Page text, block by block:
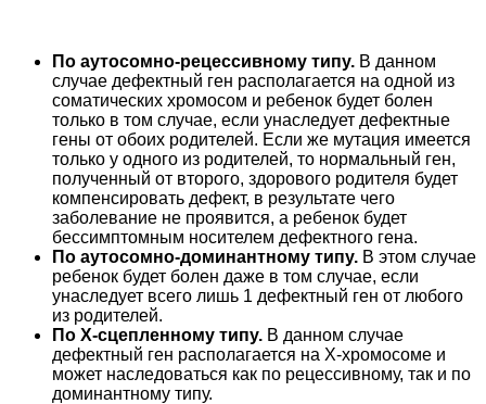
По аутосомно-рецессивному типу. В данном
случае дефектный ген располагается на одной из
соматических хромосом и ребенок будет болен
только в том случае, если унаследует дефектные
гены от обоих родителей. Если же мутация имеется
только у одного из родителей, то нормальный ген,
полученный от второго, здорового родителя будет
компенсировать дефект, в результате чего
заболевание не проявится, а ребенок будет
бессимптомным носителем дефектного гена.
По аутосомно-доминантному типу. В этом случае
ребенок будет болен даже в том случае, если
унаследует всего лишь 1 дефектный ген от любого
из родителей.
По Х-сцепленному типу. В данном случае
дефектный ген располагается на Х-хромосоме и
может наследоваться как по рецессивному, так и по
доминантному типу.